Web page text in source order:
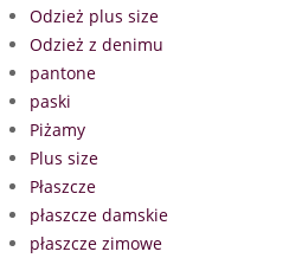
Odzież plus size
Odzież z denimu
pantone
paski
Piżamy
Plus size
Płaszcze
płaszcze damskie
płaszcze zimowe